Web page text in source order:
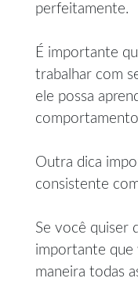
perfeitamente.
É importante
trabalhar com
ele possa
Outra dica
consistente
Se você quiser
importante que
maneira todas